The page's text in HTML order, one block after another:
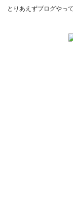
とりあえずブログやっ